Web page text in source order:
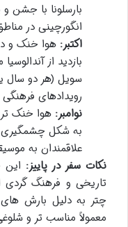
بارسلونا با جشن
انگورچینی در
اکتبر: هوا خنک و
بازدید از
سویل (هر دو سال
رویدادهای
نوامبر: هوا خنک تر
به شکل چشمگیری
علاقمندان به
نکات سفر در پاییز: این
تاریخی و فرهنگ گردی
چتر به دلیل بارش
معمولاً مناسب تر و